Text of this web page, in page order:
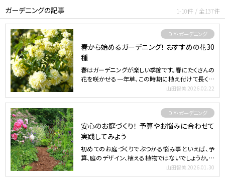
ガーデニングの記事 1-10件 / 全137件
DIY・ガーデニング
春から始めるガーデニング！ おすすめの花30
種
春はガーデニングが楽しい季節です。春にたくさんの
花を咲かせる一年草、この時期に植え付けて長く楽
山田智美 2026.02.22
DIY・ガーデニング
安心のお庭づくり！ 予算やお悩みに合わせて
実践してみよう
初めてのお庭づくりでぶつかる悩み事といえば、予
算、庭のデザイン、植える植物ではないでしょうか。デ
山田智美 2026.01.30